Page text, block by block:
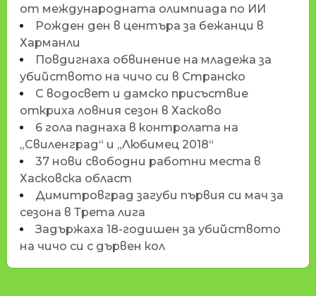
от международната олимпиада по ИИ
Рожден ден в центъра за бежанци в
Харманли
Повдигнаха обвинение на младежа за
убийството на чичо си в Странско
С водосвет и дамско присъствие
откриха ловния сезон в Хасково
6 гола паднаха в контролата на
„Свиленград“ и „Любимец 2018“
37 нови свободни работни места в
Хасковска област
Димитровград загуби първия си мач за
сезона в Трета лига
Задържаха 18-годишен за убийството
на чичо си с дървен кол